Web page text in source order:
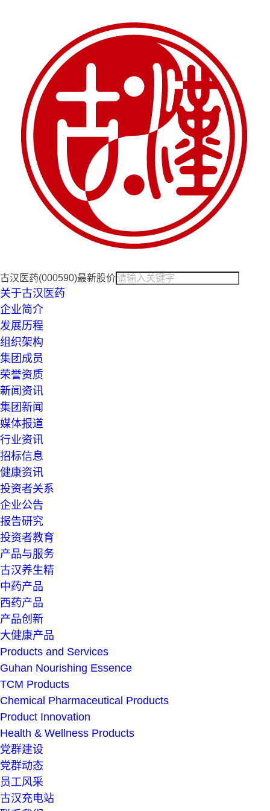
古汉医药(000590)最新股价
关于古汉医药
企业简介
发展历程
组织架构
集团成员
荣誉资质
新闻资讯
集团新闻
媒体报道
行业资讯
招标信息
健康资讯
投资者关系
企业公告
报告研究
投资者教育
产品与服务
古汉养生精
中药产品
西药产品
产品创新
大健康产品
Products and Services
Guhan Nourishing Essence
TCM Products
Chemical Pharmaceutical Products
Product Innovation
Health & Wellness Products
党群建设
党群动态
员工风采
古汉充电站